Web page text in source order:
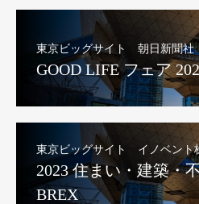
東京ビッグサイト 朝日新聞社
GOOD LIFE フェア
東京ビッグサイト イノベント
2023 住まい・建築・
BREX